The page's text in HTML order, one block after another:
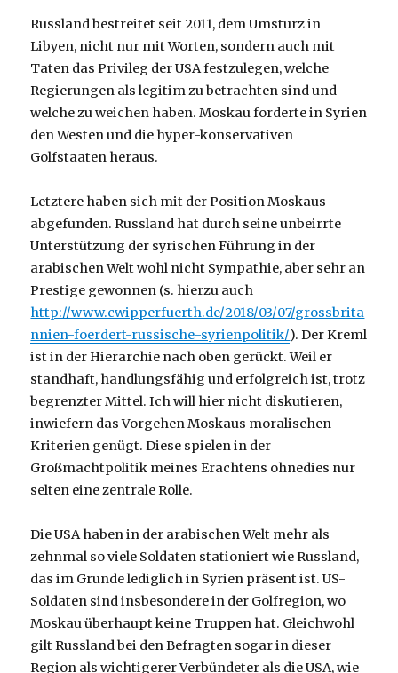
Russland bestreitet seit 2011, dem Umsturz in
Libyen, nicht nur mit Worten, sondern auch mit
Taten das Privileg der USA festzulegen, welche
Regierungen als legitim zu betrachten sind und
welche zu weichen haben. Moskau forderte in Syrien
den Westen und die hyper-konservativen
Golfstaaten heraus.
Letztere haben sich mit der Position Moskaus
abgefunden. Russland hat durch seine unbeirrte
Unterstützung der syrischen Führung in der
arabischen Welt wohl nicht Sympathie, aber sehr an
Prestige gewonnen (s. hierzu auch
http://www.cwipperfuerth.de/2018/03/07/grossbrita
nnien-foerdert-russische-syrienpolitik/). Der Kreml
ist in der Hierarchie nach oben gerückt. Weil er
standhaft, handlungsfähig und erfolgreich ist, trotz
begrenzter Mittel. Ich will hier nicht diskutieren,
inwiefern das Vorgehen Moskaus moralischen
Kriterien genügt. Diese spielen in der
Großmachtpolitik meines Erachtens ohnedies nur
selten eine zentrale Rolle.
Die USA haben in der arabischen Welt mehr als
zehnmal so viele Soldaten stationiert wie Russland,
das im Grunde lediglich in Syrien präsent ist. US-
Soldaten sind insbesondere in der Golfregion, wo
Moskau überhaupt keine Truppen hat. Gleichwohl
gilt Russland bei den Befragten sogar in dieser
Region als wichtigerer Verbündeter als die USA, wie